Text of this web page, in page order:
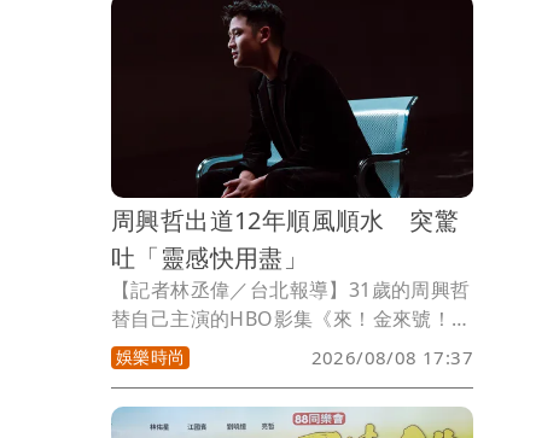
軍奮鬥的壓力，使他最後選擇抑鬱而
終」。但此言遭到兒媳譚以欣反擊，她po
出老公小時候照片，表示「我從來不是一
個相信童年會決定一個人最終會成為什麼
樣的人… 如果愛只有在你完全順從的時
候，才會被給予，那就不是無條件的 ，那
只是一種有條件的認可」。
周興哲出道12年順風順水 突驚
吐「靈感快用盡」
【記者林丞偉／台北報導】31歲的周興哲
替自己主演的HBO影集《來！金來號！》
創作片尾曲《殼》，藉由歌曲回望從19歲
出道到現在的12年的歲月，笑說就像是用
衝刺的速度一路成長，「以前那些辛苦，
娛樂時尚 2026/08/08 17:37